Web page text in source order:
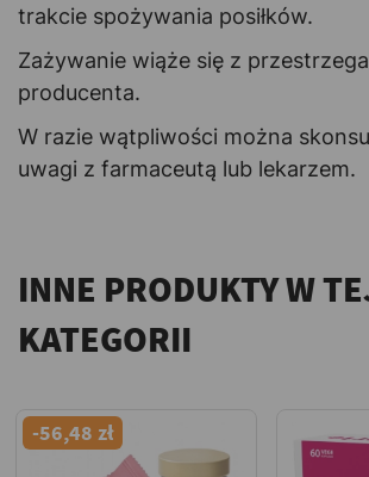
trakcie spożywania posiłków.
Zażywanie wiąże się z
producenta.
W razie wątpliwości można
uwagi z farmaceutą lub lekarzem.
INNE PRODUKTY W
KATEGORII
-56,48 zł